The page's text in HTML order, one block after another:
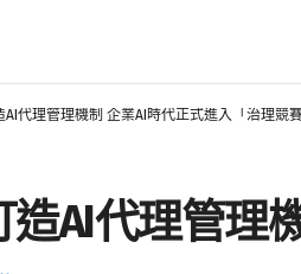
AI代理管理機制 企業AI時代正式進入「治理競賽
AI代理管理